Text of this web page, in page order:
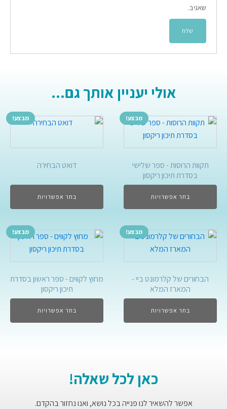
שאגיב.
אולי יעניין אותך גם...
מבצע!
תקוות הרוסות - ספר שלישי
בסדרת תיכון ריקסון
בחר אפשרויות
מבצע!
דואט הבחירה
בחר אפשרויות
מבצע!
הבחורים של קלרמונט ביי -
המארז המלא
בחר אפשרויות
מבצע!
מחוץ לקווים - ספר ראשון בסדרת
תיכון ריקסון
בחר אפשרויות
כאן לכל שאלה!
אפשר להשאיר לנו פנייה בכל נושא, ואנו נחזור בהקדם.